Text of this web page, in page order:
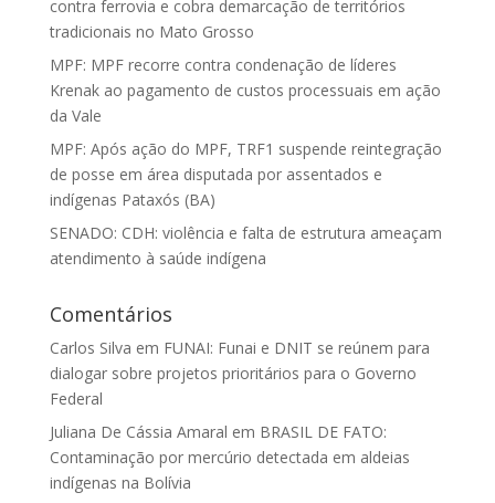
contra ferrovia e cobra demarcação de territórios
tradicionais no Mato Grosso
MPF: MPF recorre contra condenação de líderes
Krenak ao pagamento de custos processuais em ação
da Vale
MPF: Após ação do MPF, TRF1 suspende reintegração
de posse em área disputada por assentados e
indígenas Pataxós (BA)
SENADO: CDH: violência e falta de estrutura ameaçam
atendimento à saúde indígena
Comentários
Carlos Silva em FUNAI: Funai e DNIT se reúnem para
dialogar sobre projetos prioritários para o Governo
Federal
Juliana De Cássia Amaral em BRASIL DE FATO:
Contaminação por mercúrio detectada em aldeias
indígenas na Bolívia